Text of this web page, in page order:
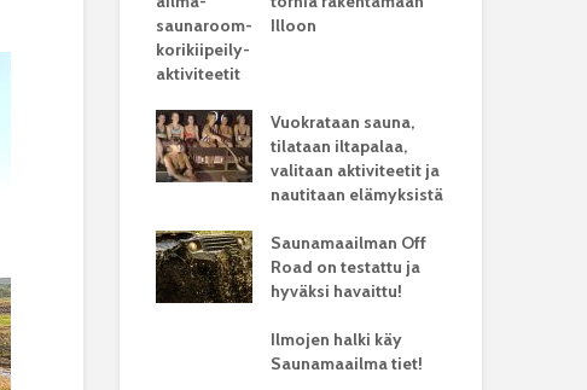
Illoon
Vuokrataan sauna,
tilataan iltapalaa,
valitaan aktiviteetit ja
nautitaan elämyksistä
Saunamaailman Off
Road on testattu ja
hyväksi havaittu!
Ilmojen halki käy
Saunamaailma tiet!